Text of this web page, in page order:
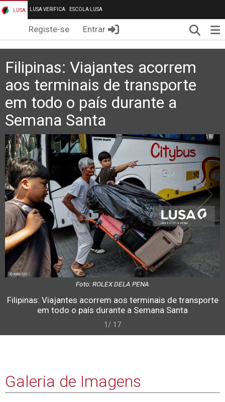
LUSA LUSA VERIFICA ESCOLA LUSA
Registe-se Entrar
Filipinas: Viajantes acorrem
aos terminais de transporte
em todo o país durante a
Semana Santa
Foto: ROLEX DELA PENA
Filipinas: Viajantes acorrem aos terminais de transporte
em todo o país durante a Semana Santa
1/ 17
Galeria de Imagens